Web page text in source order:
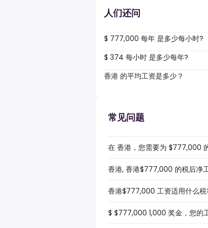
人们还问
$ 777,000 每年 是多少每小时?
$ 374 每小时 是多少每年?
香港 的平均工资是多少？
常见问题
在 香港，您需要为 $777,000
香港, 香港$777,000 的税后净
香港$777,000 工资适用什么税
$ $777,000 1,000 奖金，您的